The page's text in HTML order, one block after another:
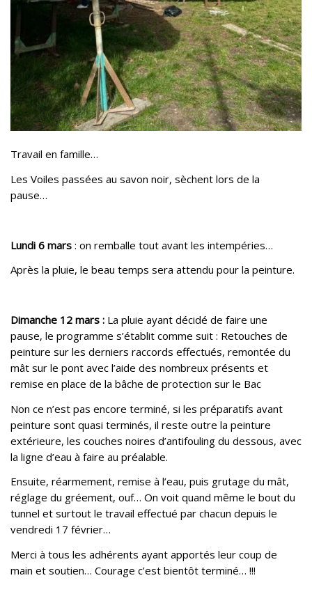
Travail en famille…
Les Voiles passées au savon noir, sèchent lors de la
pause…
Lundi 6 mars : on remballe tout avant les intempéries…
Après la pluie, le beau temps sera attendu pour la peinture.
Dimanche 12 mars : La pluie ayant décidé de faire une
pause, le programme s’établit comme suit : Retouches de
peinture sur les derniers raccords effectués, remontée du
mât sur le pont avec l’aide des nombreux présents et
remise en place de la bâche de protection sur le Bac
Non ce n’est pas encore terminé, si les préparatifs avant
peinture sont quasi terminés, il reste outre la peinture
extérieure, les couches noires d’antifouling du dessous, avec
la ligne d’eau à faire au préalable.
Ensuite, réarmement, remise à l’eau, puis grutage du mât,
réglage du gréement, ouf… On voit quand même le bout du
tunnel et surtout le travail effectué par chacun depuis le
vendredi 17 février…
Merci à tous les adhérents ayant apportés leur coup de
main et soutien… Courage c’est bientôt terminé… !!!